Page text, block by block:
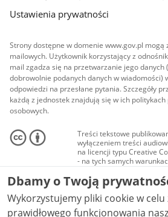
Ustawienia prywatności
Strony dostępne w domenie www.gov.pl
mailowych. Użytkownik korzystający z
mail zgadza się na przetwarzanie jego danych
dobrowolnie podanych danych w wiadomości)
odpowiedzi na przesłane pytania. Szczegóły
każdą z jednostek znajdują się w ich
osobowych.
Treści tekstowe
wyłączeniem treści
na licencji typu Creative
- na tych samych
Materiały audiowizualne,
audio i wideo, są
Creative Commons:
niekomercyjne - bez
NC-ND 4.0), o ile nie jest
Dbamy o Twoją
Wykorzystujemy pliki cookie w celu
prawidłowego funkcjonowania